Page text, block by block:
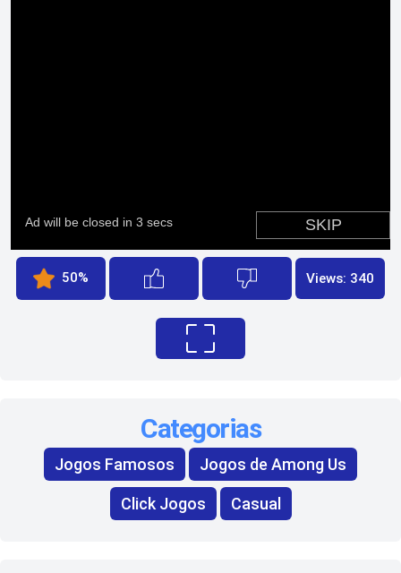
50% Views: 340
Categorias
Jogos Famosos Jogos de Among Us
Click Jogos Casual